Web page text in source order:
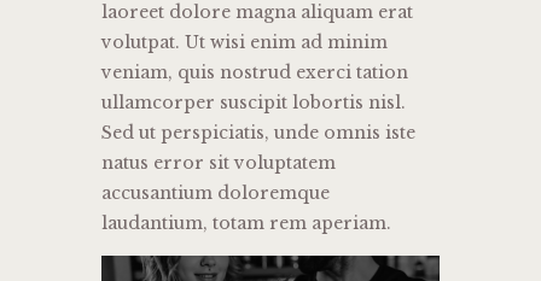
laoreet dolore magna aliquam erat
volutpat. Ut wisi enim ad minim
veniam, quis nostrud exerci tation
ullamcorper suscipit lobortis nisl.
Sed ut perspiciatis, unde omnis iste
natus error sit voluptatem
accusantium doloremque
laudantium, totam rem aperiam.